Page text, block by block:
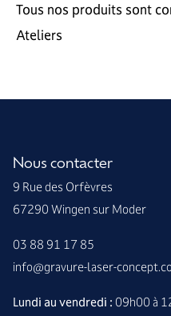
Tous nos produits sont
Ateliers
Nous contacter
9 Rue des Orfèvres
67290 Wingen sur Moder
03 88 91 17 85
info@gravure-laser-
Lundi au vendredi : 09h00 à